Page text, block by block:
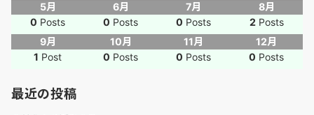
5月
0 Posts
6月
0 Posts
7月
0 Posts
8月
2 Posts
9月
1 Post
10月
0 Posts
11月
0 Posts
12月
0 Posts
最近の投稿